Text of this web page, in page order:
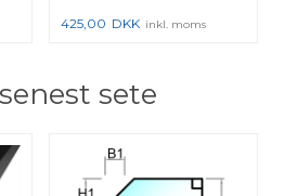
425,00 DKK inkl. moms
sete